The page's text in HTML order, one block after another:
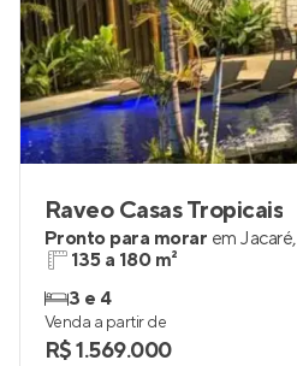
Raveo Casas Tropicais
Pronto para morar em Jacaré,
135 a 180 m²
3 e 4
Venda a partir de
R$ 1.569.000